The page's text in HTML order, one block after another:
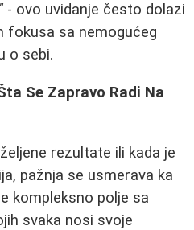
- ovo uvidanje često dolazi
fokusa sa nemogućeg
o sebi.
Se Zapravo Radi Na
rezultate ili kada je
pažnja se usmerava ka
kompleksno polje sa
svaka nosi svoje